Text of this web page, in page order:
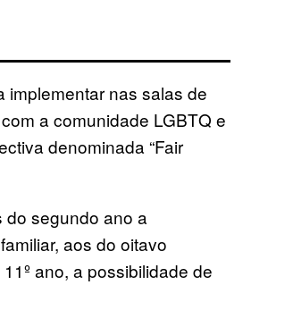
implementar nas salas de
a comunidade LGBTQ e
denominada “Fair
segundo ano a
aos do oitavo
ano, a possibilidade de